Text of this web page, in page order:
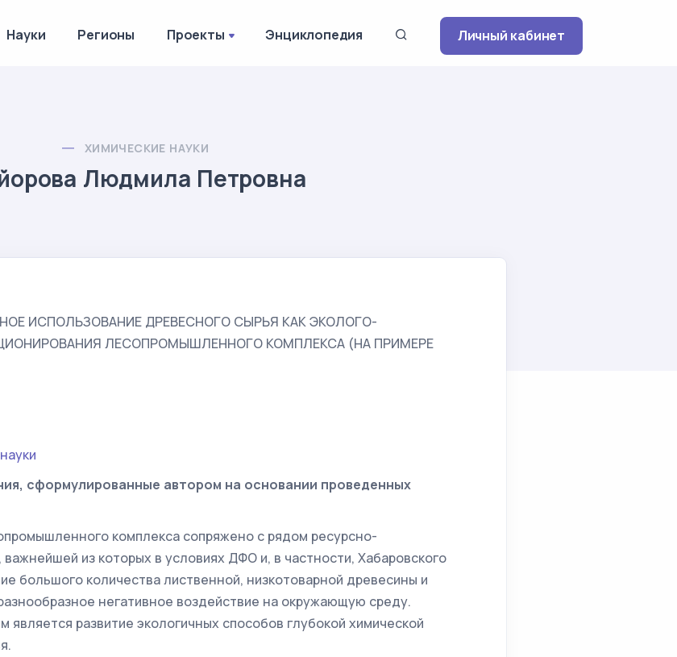
Науки Регионы Проекты Энциклопедия Личный кабинет
ХИМИЧЕСКИЕ НАУКИ
Людмила Петровна
ИСПОЛЬЗОВАНИЕ ДРЕВЕСНОГО СЫРЬЯ КАК ЭКОЛОГО-
ЛЕСОПРОМЫШЛЕННОГО КОМПЛЕКСА (НА ПРИМЕРЕ
сформулированные автором на основании проведенных
комплекса сопряжено с рядом ресурсно-
важнейшей из которых в условиях ДФО и, в частности, Хабаровского
большого количества лиственной, низкотоварной древесины и
негативное воздействие на окружающую среду.
развитие экологичных способов глубокой химической